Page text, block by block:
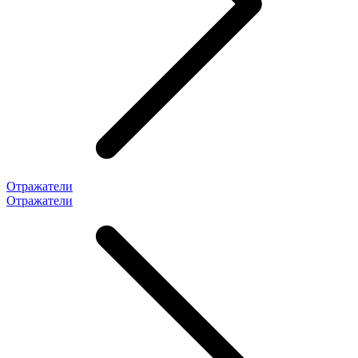
Отражатели
Отражатели